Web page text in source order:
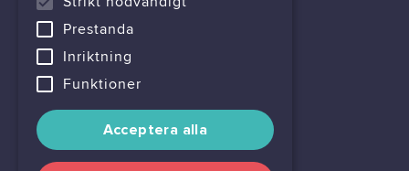
716444-6762
Prestanda
Inriktning
Funktioner
Acceptera alla